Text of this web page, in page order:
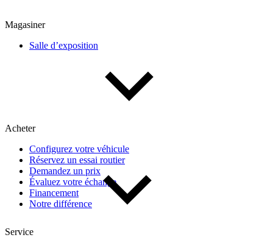
Magasiner
Salle d’exposition
Acheter
Configurez votre véhicule
Réservez un essai routier
Demandez un prix
Évaluez votre échange
Financement
Notre différence
Service